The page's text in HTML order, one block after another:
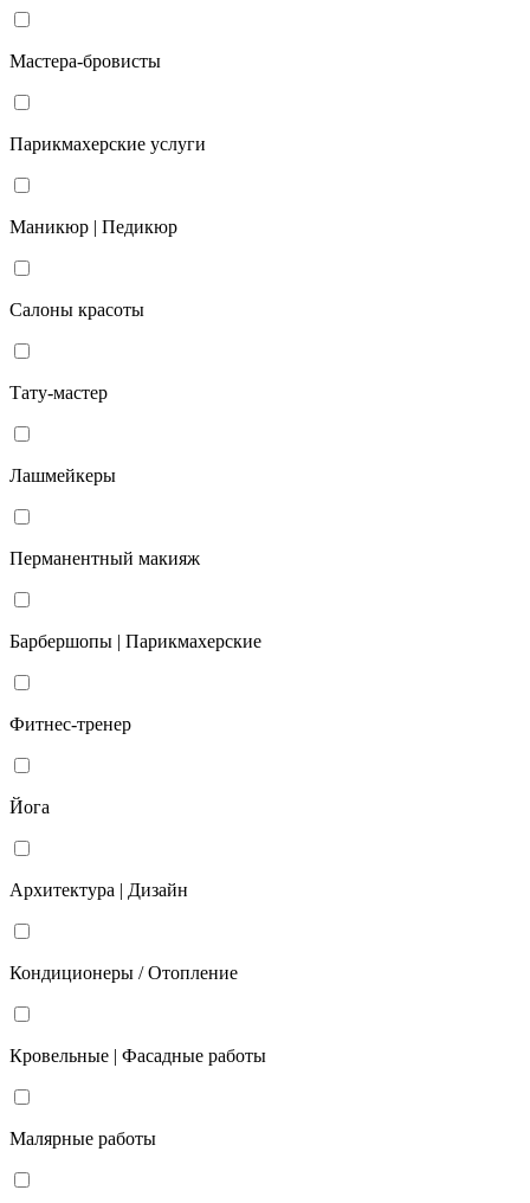
Мастера-бровисты
Парикмахерские услуги
Маникюр | Педикюр
Салоны красоты
Тату-мастер
Лашмейкеры
Перманентный макияж
Барбершопы | Парикмахерские
Фитнес-тренер
Йога
Архитектура | Дизайн
Кондиционеры / Отопление
Кровельные | Фасадные работы
Малярные работы